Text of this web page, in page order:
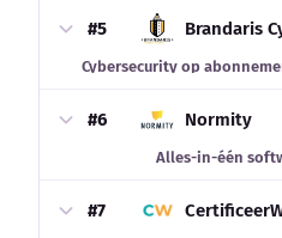
#5 Brandaris
Cybersecurity op
#6 Normity
Alles-in-één
#7